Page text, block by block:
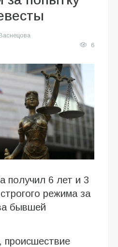
6
получил 6 лет и 3
режима за
бывшей
происшествие